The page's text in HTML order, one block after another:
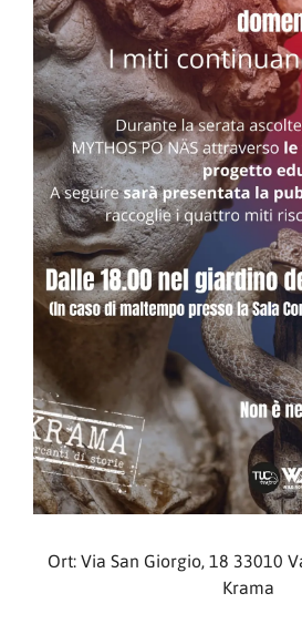
Ort: Via San Giorgio, 18 33010
Krama